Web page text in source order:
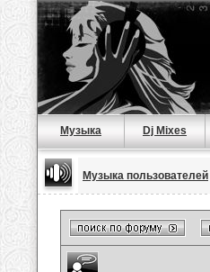
Музыка Dj Mixes
Музыка пользователей